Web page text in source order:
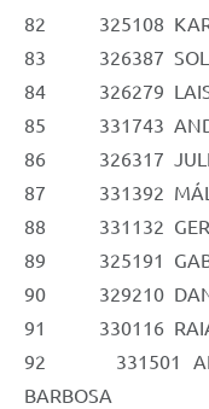
82 325108
83 326387
84 326279 LAIS
85 331743
86 326317
87 331392
88 331132
89 325191
90 329210
91 330116
92 331501 ANA
BARBOSA